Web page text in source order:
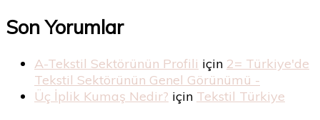
Son Yorumlar
A-Tekstil Sektörünün Profili için 2= Türkiye'de
Tekstil Sektörünün Genel Görünümü -
Üç İplik Kumaş Nedir? için Tekstil Türkiye